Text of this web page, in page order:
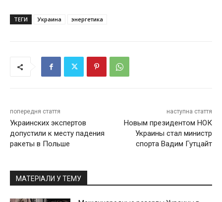
ТЕГИ Украина энергетика
попередня стаття
Украинских экспертов
допустили к месту падения
ракеты в Польше
наступна стаття
Новым президентом НОК
Украины стал министр
спорта Вадим Гутцайт
МАТЕРІАЛИ У ТЕМУ